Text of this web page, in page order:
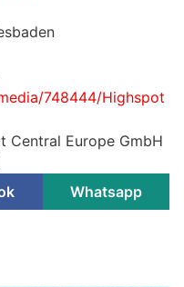
748444/Highspot
Central Europe GmbH
Whatsapp